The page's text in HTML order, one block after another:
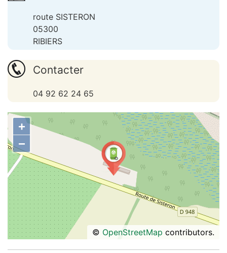
route SISTERON
05300
RIBIERS
Contacter
04 92 62 24 65
+
−
© OpenStreetMap contributors.